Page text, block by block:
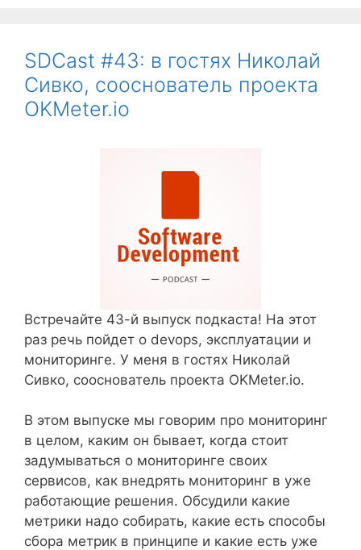
SDCast #43: в гостях Николай
Сивко, сооснователь проекта
OKMeter.io
Встречайте 43-й выпуск подкаста! На этот
раз речь пойдет о devops, эксплуатации и
мониторинге. У меня в гостях Николай
Сивко, сооснователь проекта OKMeter.io.
В этом выпуске мы говорим про мониторинг
в целом, каким он бывает, когда стоит
задумываться о мониторинге своих
сервисов, как внедрять мониторинг в уже
работающие решения. Обсудили какие
метрики надо собирать, какие есть способы
сбора метрик в принципе и какие есть уже